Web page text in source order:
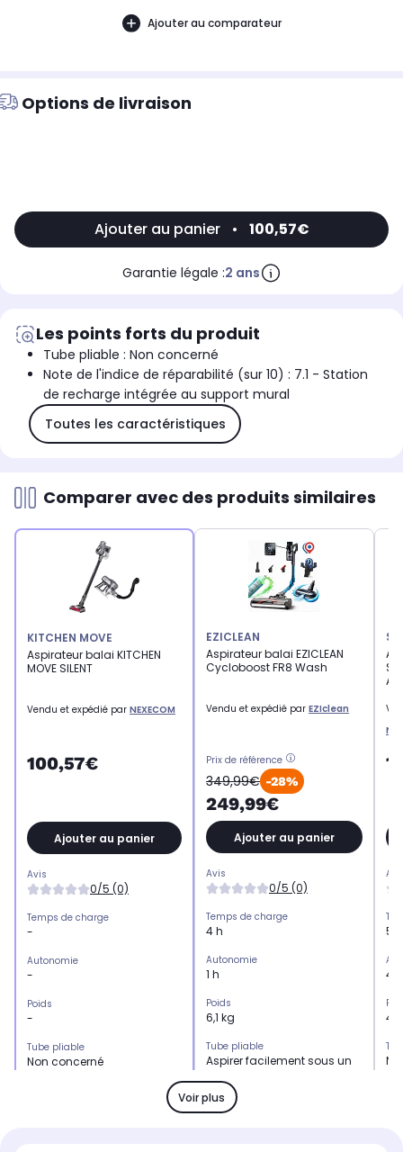
Ajouter au comparateur
Options de livraison
Ajouter au panier • 100,57€
Garantie légale :2 ans
Les points forts du produit
Tube pliable : Non concerné
Note de l'indice de réparabilité (sur 10) : 7.1 - Station
de recharge intégrée au support mural
Toutes les caractéristiques
Comparer avec des produits similaires
KITCHEN MOVE
Aspirateur balai KITCHEN
MOVE SILENT
Vendu et expédié par NEXECOM
100,57€
Ajouter au panier
Avis
0/5 (0)
Temps de charge
-
Autonomie
-
Poids
-
Tube pliable
Non concerné
EZICLEAN
Aspirateur balai EZICLEAN
Cycloboost FR8 Wash
Vendu et expédié par EZIclean
Prix de référence
349,99€ -28%
249,99€
Ajouter au panier
Avis
0/5 (0)
Temps de charge
4 h
Autonomie
1 h
Poids
6,1 kg
Tube pliable
Aspirer facilement sous un
lit ou un meuble sans devoir
se baisser
5 h
40
Voir plus